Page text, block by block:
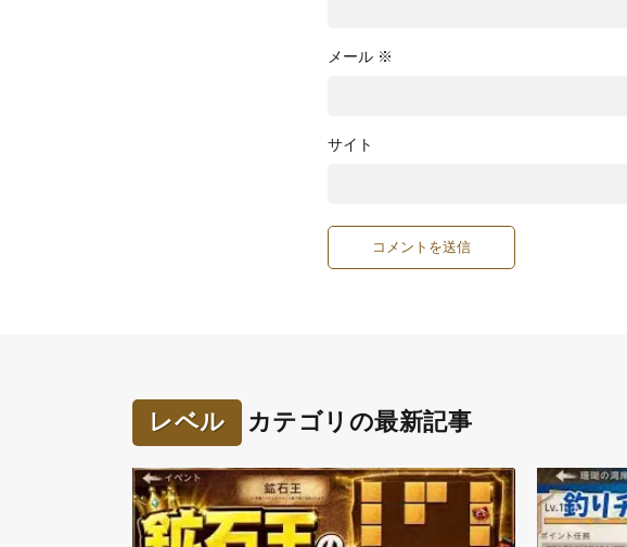
メール ※
サイト
レベル カテゴリの最新記事